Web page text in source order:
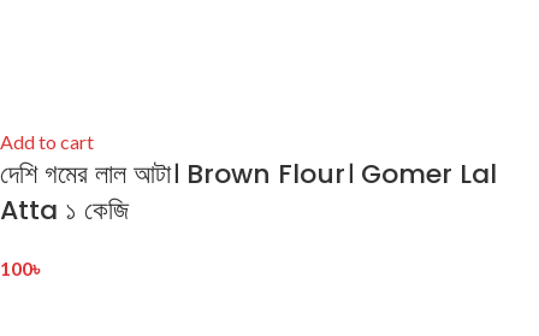
Add to cart
দেশি গমের লাল আটা। Brown Flour। Gomer Lal
Atta ১ কেজি
100৳